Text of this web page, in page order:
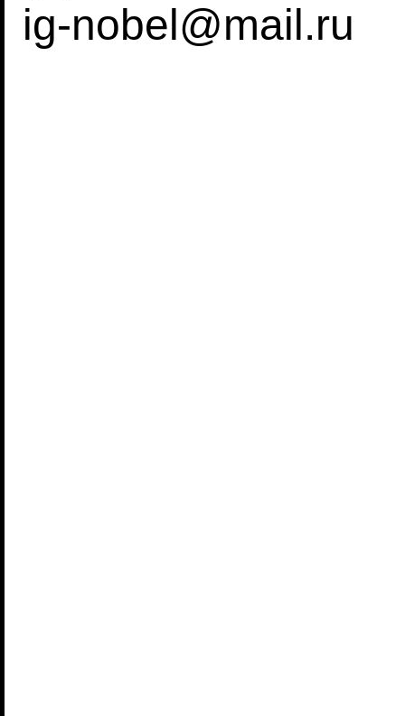
ig-nobel@mail.ru